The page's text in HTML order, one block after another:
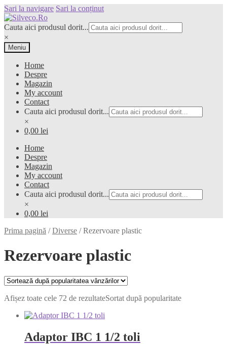
Sari la navigare Sari la conținut
Cauta aici produsul dorit...
×
Meniu
Home
Despre
Magazin
My account
Contact
Cauta aici produsul dorit...
×
0,00 lei
Home
Despre
Magazin
My account
Contact
Cauta aici produsul dorit...
×
0,00 lei
Prima pagină /Diverse /Rezervoare plastic
Rezervoare plastic
Afișez toate cele 72 de rezultateSortat după popularitate
Adaptor IBC 1 1/2 toli